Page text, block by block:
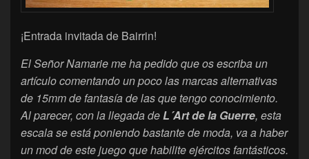
¡Entrada invitada de Bairrin!
El Señor Namarie me ha pedido que os escriba un
artículo comentando un poco las marcas alternativas
de 15mm de fantasía de las que tengo conocimiento.
Al parecer, con la llegada deL´Art de la Guerre, esta
escala se está poniendo bastante de moda, va a haber
un mod de este juego que habilite ejércitos fantásticos.